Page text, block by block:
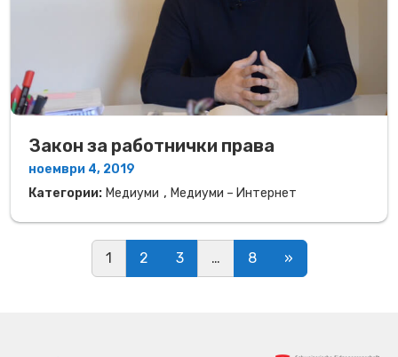
Закон за работнички права
ноември 4, 2019
Категории: Медиуми , Медиуми – Интернет
Posts navigation
1 2 3 … 8 »